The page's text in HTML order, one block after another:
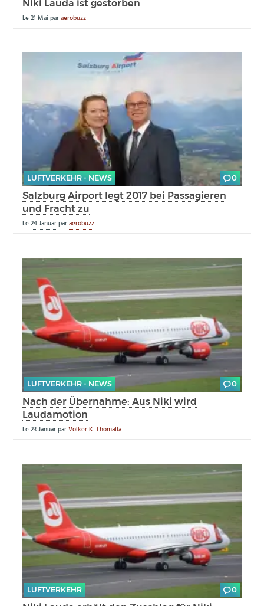
Niki Lauda ist gestorben
Le21 Maiparaerobuzz
LUFTVERKEHR - NEWS 0
Salzburg Airport legt 2017 bei Passagieren
und Fracht zu
Le24 Januarparaerobuzz
LUFTVERKEHR - NEWS 0
Nach der Übernahme: Aus Niki wird
Laudamotion
Le23 JanuarparVolker K. Thomalla
LUFTVERKEHR 0